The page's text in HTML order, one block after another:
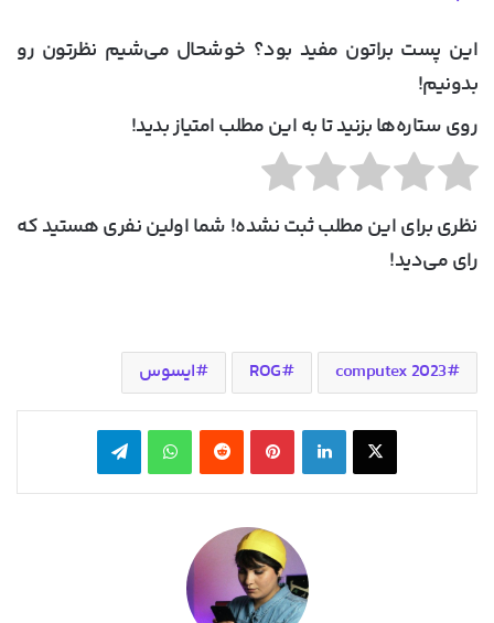
این پست براتون مفید بود؟ خوشحال می‌شیم نظرتون رو
بدونیم!
روی ستاره‌ها بزنید تا به این مطلب امتیاز بدید!
نظری برای این مطلب ثبت نشده! شما اولین نفری هستید که
رای می‌دید!
computex 2023
ROG ایسوس
X لینکدین ‫پین‌ترست‫رددیت واتس آپ تلگرام